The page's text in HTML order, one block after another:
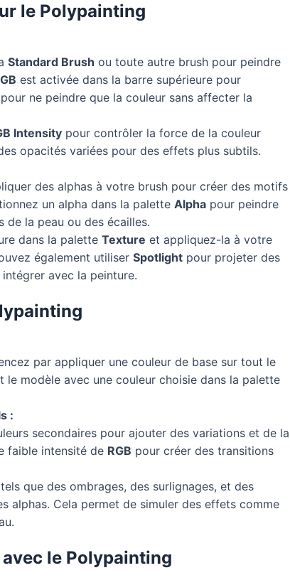
le Polypainting
Standard Brush ou toute autre brush pour peindre
est activée dans la barre supérieure pour
pour ne peindre que la couleur sans affecter la
Intensity pour contrôler la force de la couleur
opacités variées pour des effets plus subtils.
des alphas à votre brush pour créer des motifs
un alpha dans la palette Alpha pour peindre
de la peau ou des écailles.
dans la palette Texture et appliquez-la à votre
également utiliser Spotlight pour projeter des
avec la peinture.
par appliquer une couleur de base sur tout le
modèle avec une couleur choisie dans la palette
:
secondaires pour ajouter des variations et de la
faible intensité de RGB pour créer des transitions
que des ombrages, des surlignages, et des
alphas. Cela permet de simuler des effets comme
le Polypainting